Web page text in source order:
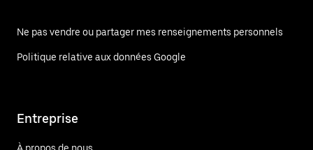
Ne pas vendre ou partager mes renseignements personnels
Politique relative aux données Google
Entreprise